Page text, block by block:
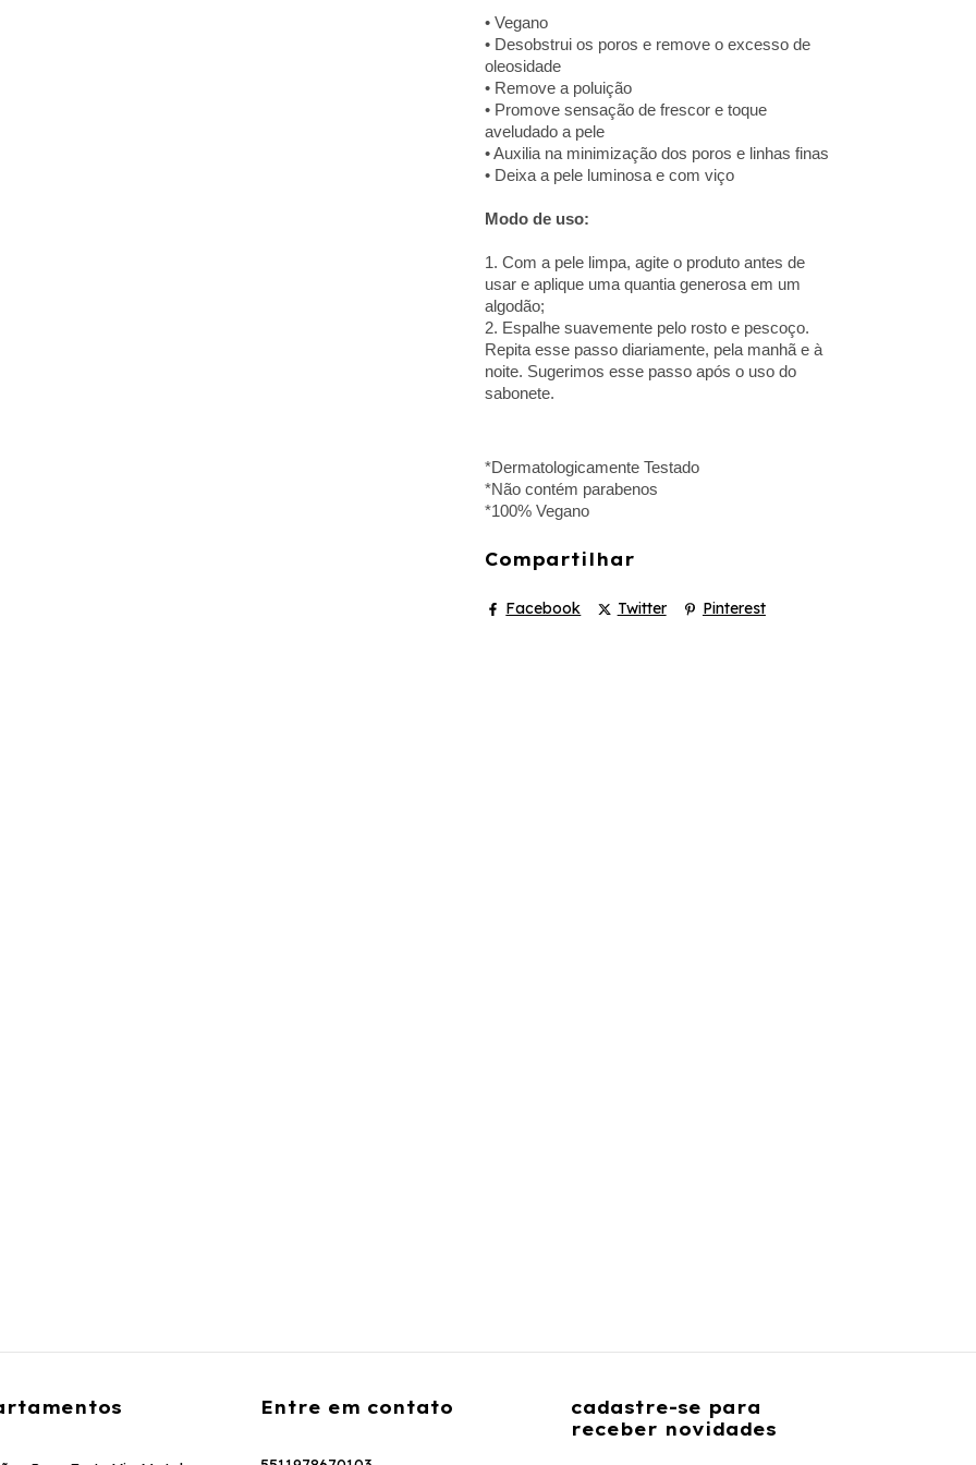
• Vegano
• Desobstrui os poros e remove o excesso de
oleosidade
• Remove a poluição
• Promove sensação de frescor e toque
aveludado a pele
• Auxilia na minimização dos poros e linhas finas
• Deixa a pele luminosa e com viço
Modo de uso:
1. Com a pele limpa, agite o produto antes de
usar e aplique uma quantia generosa em um
algodão;
2. Espalhe suavemente pelo rosto e pescoço.
Repita esse passo diariamente, pela manhã e à
noite. Sugerimos esse passo após o uso do
sabonete.
*Dermatologicamente Testado
*Não contém parabenos
*100% Vegano
Compartilhar
Facebook Twitter Pinterest
Entre em contato
cadastre-se para
receber novidades